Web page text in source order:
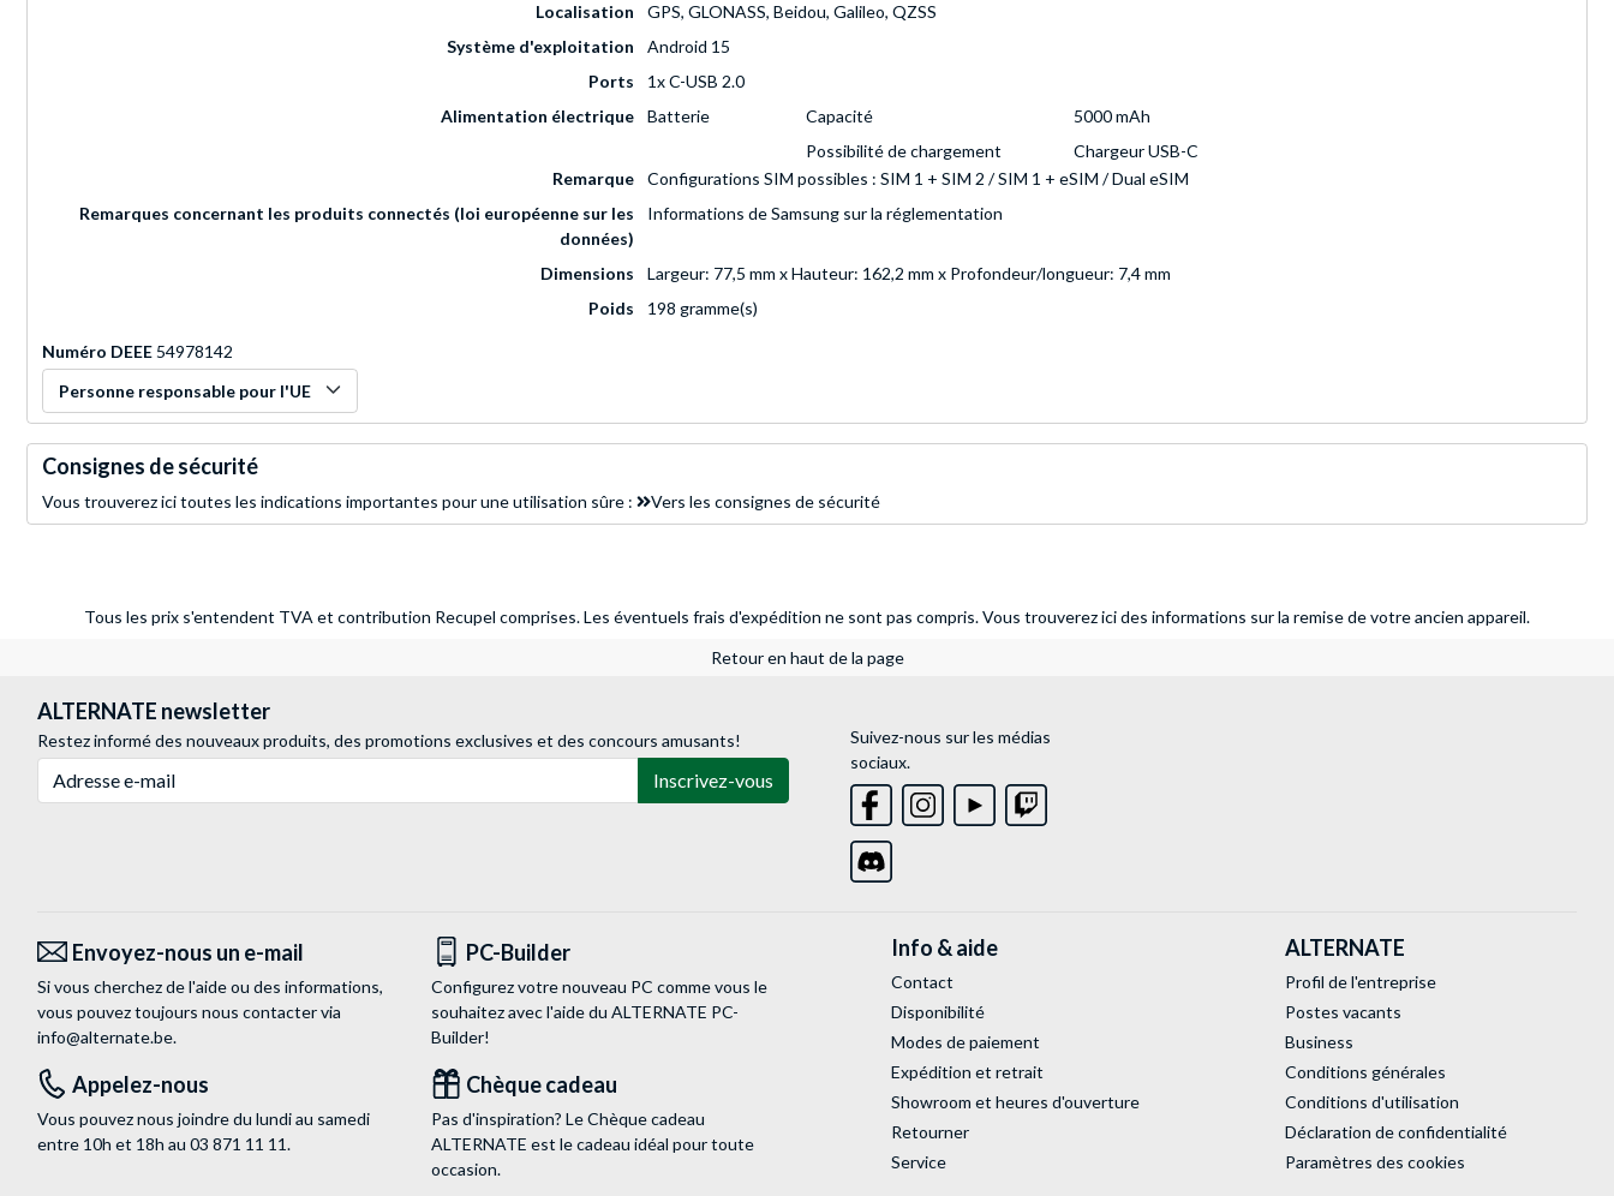
Localisation
GPS, GLONASS, Beidou, Galileo, QZSS
Système d'exploitation
Android 15
Ports
1x C-USB 2.0
Alimentation électrique
Batterie Capacité
5000 mAh
Possibilité de chargement
Chargeur USB-C
Remarque
Configurations SIM possibles : SIM 1 + SIM 2 / SIM 1 + eSIM / Dual eSIM
Remarques concernant les produits connectés (loi européenne sur les
données)
Informations de Samsung sur la réglementation
Dimensions
Largeur: 77,5 mm x Hauteur: 162,2 mm x Profondeur/longueur: 7,4 mm
Poids
198 gramme(s)
Numéro DEEE 54978142
Personne responsable pour l'UE
Consignes de sécurité
Vous trouverez ici toutes les indications importantes pour une utilisation sûre : Vers les consignes de sécurité
Tous les prix s'entendent TVA et contribution Recupel comprises. Les éventuels frais d'expédition ne sont pas compris.Vous trouverez ici des informations sur la remise de votre ancien appareil.
Retour en haut de la page
ALTERNATE newsletter
Restez informé des nouveaux produits, des promotions exclusives et des concours amusants!
Inscrivez-vous
Suivez-nous sur les médias
sociaux.
Envoyez-nous un e-mail
Si vous cherchez de l'aide ou des informations,
vous pouvez toujours nous contacter via
info@alternate.be.
PC-Builder
Configurez votre nouveau PC comme vous le
souhaitez avec l'aide du ALTERNATE PC-
Builder!
Appelez-nous
Vous pouvez nous joindre du lundi au samedi
entre 10h et 18h au 03 871 11 11.
Chèque cadeau
Pas d'inspiration? Le Chèque cadeau
ALTERNATE est le cadeau idéal pour toute
occasion.
Info & aide
Contact
Disponibilité
Modes de paiement
Expédition et retrait
Showroom et heures d'ouverture
Retourner
Service
ALTERNATE
Profil de l'entreprise
Postes vacants
Business
Conditions générales
Conditions d'utilisation
Déclaration de confidentialité
Paramètres des cookies